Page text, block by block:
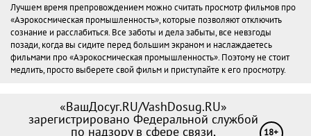
Лучшем время препровождением можно считать просмотр фильмов про
«Аэрокосмическая промышленность», которые позволяют отключить
сознание и расслабиться. Все заботы и дела забыты, все невзгоды
позади, когда вы сидите перед большим экраном и наслаждаетесь
фильмами про «Аэрокосмическая промышленность». Поэтому не стоит
медлить, просто выберете свой фильм и приступайте к его просмотру.
«ВашДосуг.RU/VashDosug.RU»
зарегистрировано Федеральной службой
по надзору в сфере связи, 18+